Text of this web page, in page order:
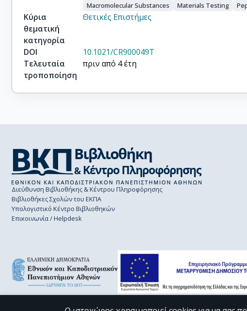
Macromolecular Substances
Materials Testing
Κύρια
θεματική
κατηγορία
Θετικές Επιστήμες
DOI
10.1021/CR900049T
Τελευταία
τροποποίηση
πριν από 4 έτη
Διεύθυνση Βιβλιοθήκης & Κέντρου Πληροφόρησης
Βιβλιοθήκες Σχολών του ΕΚΠΑ
Υπολογιστικό Κέντρο Βιβλιοθηκών
Επικοινωνία / Helpdesk